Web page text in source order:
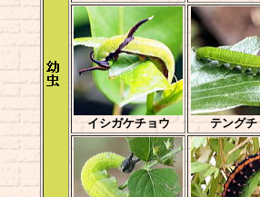
イシガケチョウ テングチ